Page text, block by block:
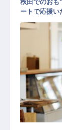
レストラ
秋田でのおも
ートで応援い